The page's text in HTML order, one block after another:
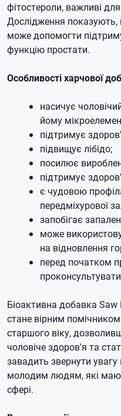
фітостероли, важливі
Дослідження
може допомогти
функцію простати.
Особливості харчової
насичує
йому
підтримує
підвищує лібідо;
посилює
підтримує
є чудовою
передміхурової
запобігає
може
на відновлення
перед початком
Біоактивна добавка
стане вірним
старшого віку,
чоловіче здоров'я та
завадить звернути
молодим людям, які
сфері.